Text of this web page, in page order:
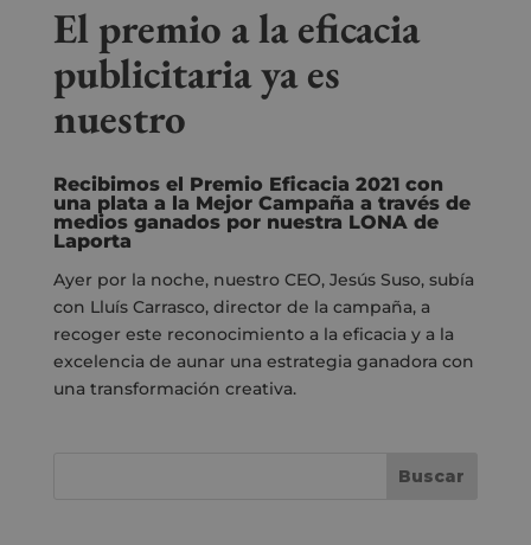
El premio a la eficacia
publicitaria ya es
nuestro
Recibimos el Premio Eficacia 2021 con
una plata a la Mejor Campaña a través de
medios ganados por nuestra LONA de
Laporta
Ayer por la noche, nuestro CEO, Jesús Suso, subía
con Lluís Carrasco, director de la campaña, a
recoger este reconocimiento a la eficacia y a la
excelencia de aunar una estrategia ganadora con
una transformación creativa.